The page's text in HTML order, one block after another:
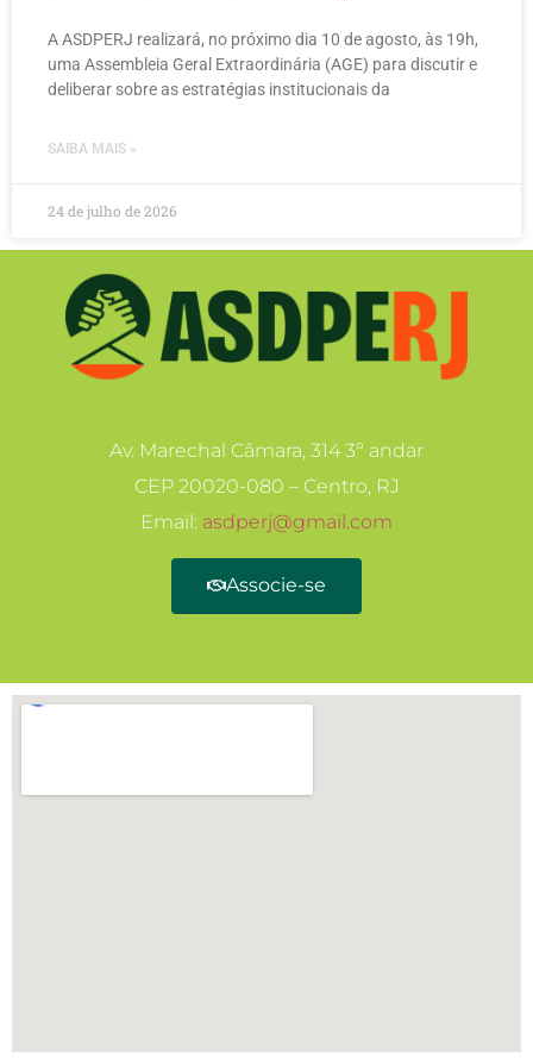
A ASDPERJ realizará, no próximo dia 10 de agosto, às 19h,
uma Assembleia Geral Extraordinária (AGE) para discutir e
deliberar sobre as estratégias institucionais da
SAIBA MAIS »
24 de julho de 2026
Av. Marechal Câmara, 314 3º andar
CEP 20020-080 – Centro, RJ
Email: asdperj@gmail.com
Associe-se